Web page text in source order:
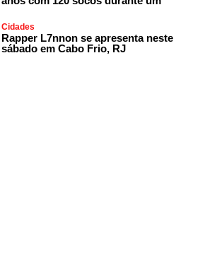
Cidades
Rapper L7nnon se apresenta neste
sábado em Cabo Frio, RJ